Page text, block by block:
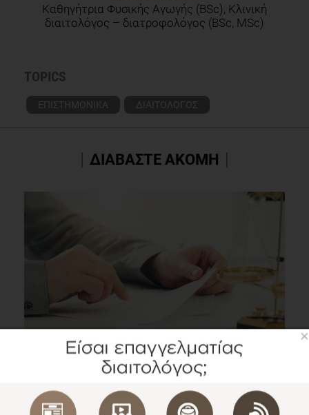
Καθηγήτρια Φυσικής Αγωγής (BSc), Κλινική
διαιτολόγος – διατροφολόγος (BSc, MSc)
TOPICS
ΕΠΙΣΤΗΜΟΝΙΚΑ ΔΙΑΙΤΟΛΟΓΟΣ
ΔΙΑΒΑΣΤΕ ΑΚΟΜΗ
Πόρισμα για τον Ορισμό της Διαιτολογικής Πράξης
×